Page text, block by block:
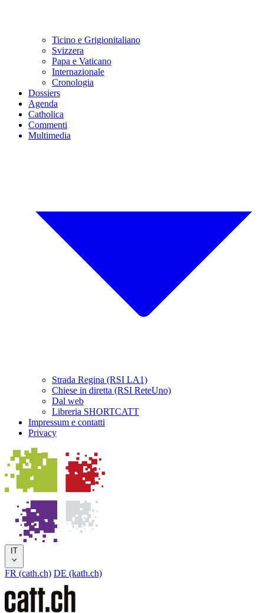
Ticino e Grigionitaliano
Svizzera
Papa e Vaticano
Internazionale
Cronologia
Dossiers
Agenda
Catholica
Commenti
Multimedia
Strada Regina (RSI LA1)
Chiese in diretta (RSI ReteUno)
Dal web
Libreria SHORTCATT
Impressum e contatti
Privacy
IT
FR (cath.ch) DE (kath.ch)